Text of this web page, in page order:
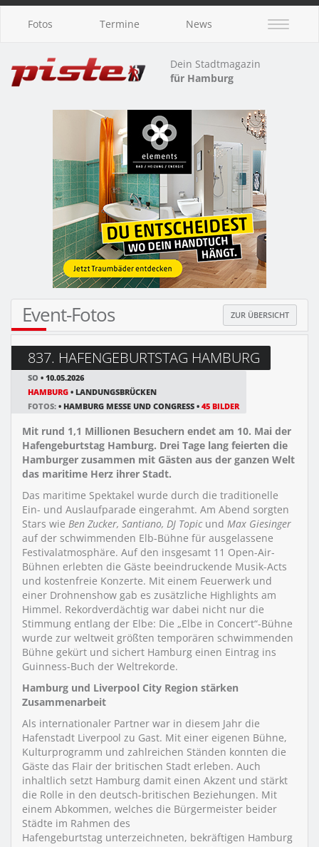
Fotos Termine News
Dein Stadtmagazin
für Hamburg
Event-Fotos ZUR ÜBERSICHT
837. HAFENGEBURTSTAG HAMBURG
SO • 10.05.2026
HAMBURG • LANDUNGSBRÜCKEN
FOTOS: • HAMBURG MESSE UND CONGRESS • 45 BILDER
Mit rund 1,1 Millionen Besuchern endet am 10. Mai der
Hafengeburtstag Hamburg. Drei Tage lang feierten die
Hamburger zusammen mit Gästen aus der ganzen Welt
das maritime Herz ihrer Stadt.
Das maritime Spektakel wurde durch die traditionelle
Ein- und Auslaufparade eingerahmt. Am Abend sorgten
Stars wie Ben Zucker, Santiano, DJ Topicund Max Giesinger
auf der schwimmenden Elb-Bühne für ausgelassene
Festivalatmosphäre. Auf den insgesamt 11 Open-Air-
Bühnen erlebten die Gäste beeindruckende Musik-Acts
und kostenfreie Konzerte. Mit einem Feuerwerk und
einer Drohnenshow gab es zusätzliche Highlights am
Himmel. Rekordverdächtig war dabei nicht nur die
Stimmung entlang der Elbe: Die „Elbe in Concert“-Bühne
wurde zur weltweit größten temporären schwimmenden
Bühne gekürt und sichert Hamburg einen Eintrag ins
Guinness-Buch der Weltrekorde.
Hamburg und Liverpool City Region stärken
Zusammenarbeit
Als internationaler Partner war in diesem Jahr die
Hafenstadt Liverpool zu Gast. Mit einer eigenen Bühne,
Kulturprogramm und zahlreichen Ständen konnten die
Gäste das Flair der britischen Stadt erleben. Auch
inhaltlich setzt Hamburg damit einen Akzent und stärkt
die Rolle in den deutsch-britischen Beziehungen. Mit
einem Abkommen, welches die Bürgermeister beider
Städte im Rahmen des
Hafengeburtstag unterzeichneten, bekräftigen Hamburg